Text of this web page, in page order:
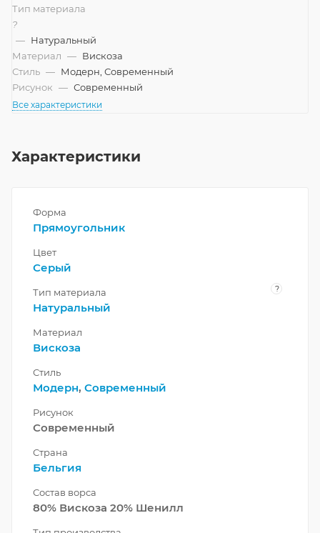
Тип материала
?
— Натуральный
Материал — Вискоза
Стиль — Модерн, Современный
Рисунок — Современный
Все характеристики
Характеристики
Форма
Прямоугольник
Цвет
Серый
Тип материала ?
Натуральный
Материал
Вискоза
Стиль
Модерн, Современный
Рисунок
Современный
Страна
Бельгия
Состав ворса
80% Вискоза 20% Шенилл